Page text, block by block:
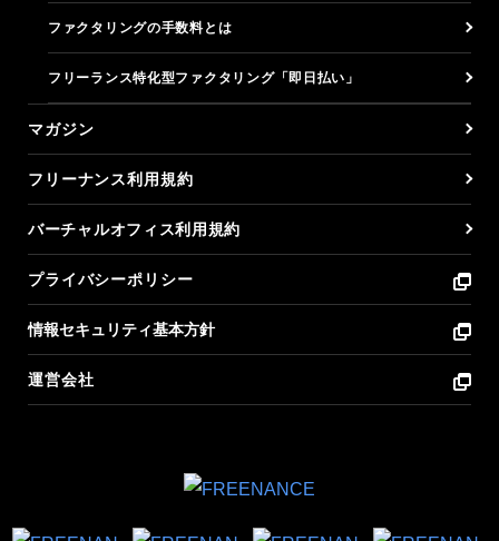
ファクタリングの手数料とは
フリーランス特化型ファクタリング「即日払い」
マガジン
フリーナンス利用規約
バーチャルオフィス利用規約
プライバシーポリシー
情報セキュリティ基本方針
運営会社